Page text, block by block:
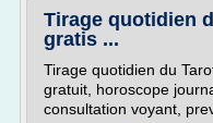
Tirage quotidien
gratis ...
Tirage quotidien du
gratuit, horoscope
consultation voyant,